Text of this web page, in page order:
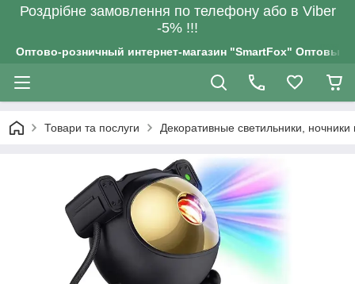
Роздрiбне замовлення по телефону або в Viber
-5% !!!
Оптово-розничный интернет-магазин "SmartFox" Оптовым
Товари та послуги Декоративные светильники,